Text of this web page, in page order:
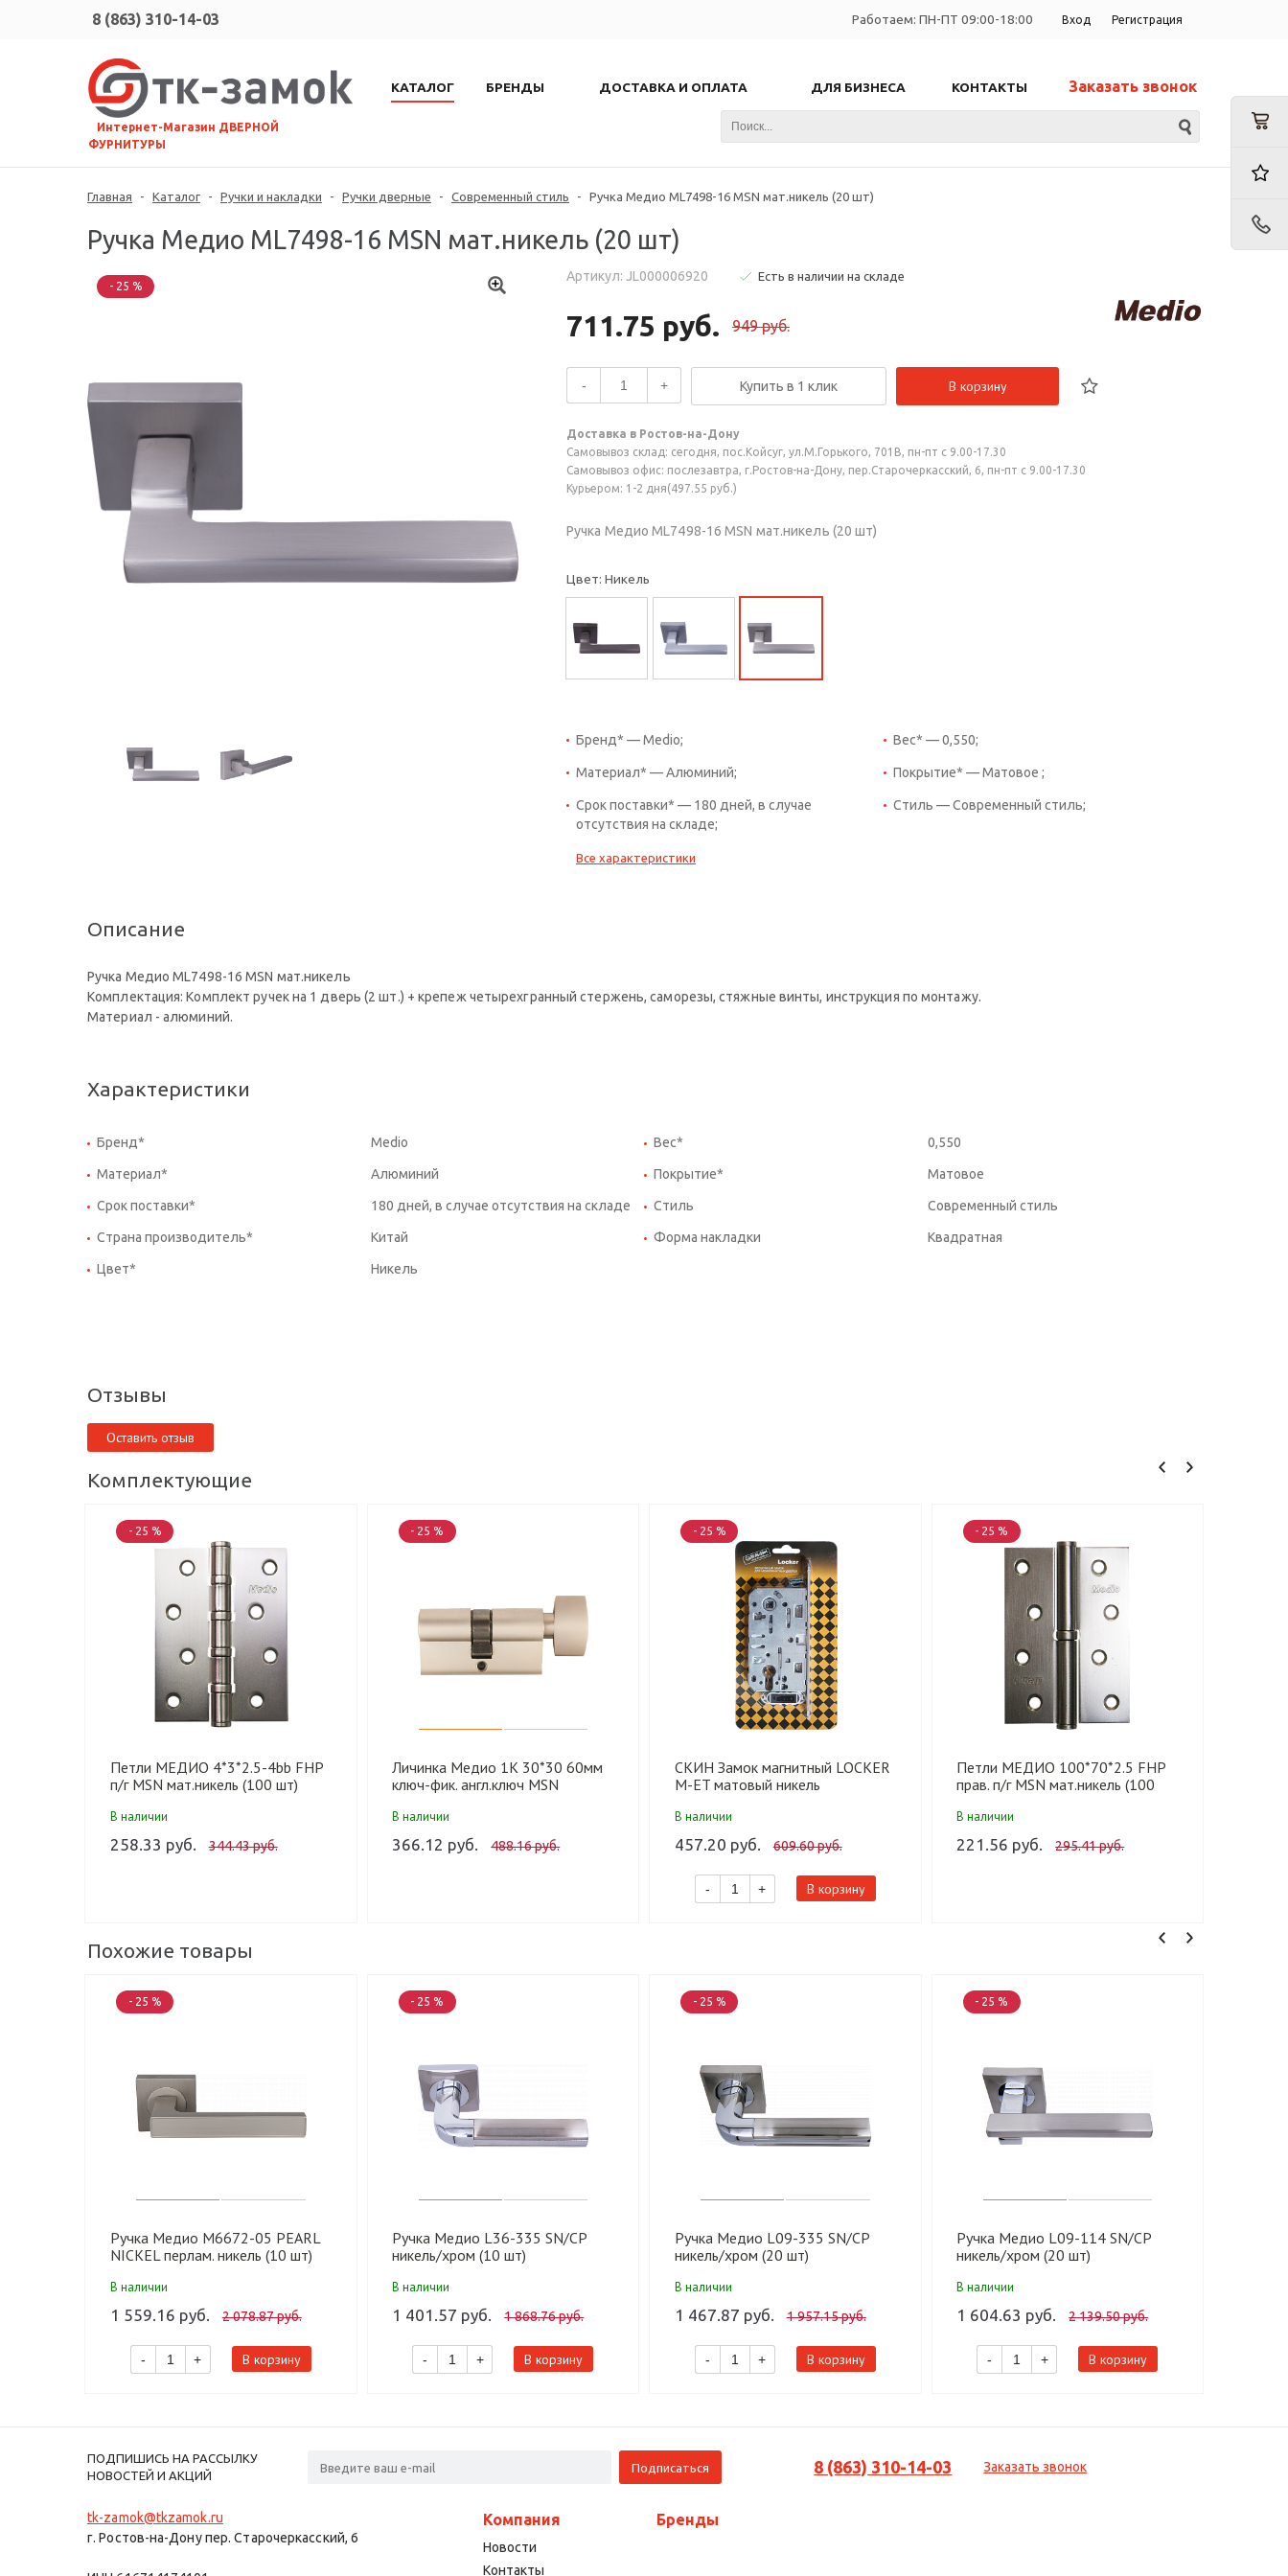
Вход Регистрация
Работаем: ПН-ПТ 09:00-18:00
8 (863) 310-14-03
⠀Интернет-Магазин ДВЕРНОЙ
ФУРНИТУРЫ
КАТАЛОГ БРЕНДЫ ДОСТАВКА И ОПЛАТА ДЛЯ БИЗНЕСА КОНТАКТЫ Заказать звонок
Главная - Каталог - Ручки и накладки - Ручки дверные - Современный стиль - Ручка Медио ML7498-16 MSN мат.никель (20 шт)
Ручка Медио ML7498-16 MSN мат.никель (20 шт)
- 25 %
Артикул: JL000006920 Есть в наличии на складе
711.75 руб. 949 руб.
- + Купить в 1 клик В корзину
Доставка в Ростов-на-Дону
Самовывоз склад: сегодня, пос.Койсуг, ул.М.Горького, 701В, пн-пт с 9.00-17.30
Самовывоз офис: послезавтра, г.Ростов-на-Дону, пер.Старочеркасский, 6, пн-пт с 9.00-17.30
Курьером: 1-2 дня(497.55 руб.)
Ручка Медио ML7498-16 MSN мат.никель (20 шт)
Цвет: Никель
Бренд* — Medio; Вес* — 0,550;
Материал* — Алюминий; Покрытие* — Матовое ;
Срок поставки* — 180 дней, в случае
отсутствия на складе;
Стиль — Современный стиль;
Все характеристики
Описание
Ручка Медио ML7498-16 MSN мат.никель
Комплектация: Комплект ручек на 1 дверь (2 шт.) + крепеж четырехгранный стержень, саморезы, стяжные винты, инструкция по монтажу.
Материал - алюминий.
Характеристики
Бренд* Medio Вес* 0,550
Материал* Алюминий Покрытие* Матовое
Срок поставки* 180 дней, в случае отсутствия на складе Стиль Современный стиль
Страна производитель* Китай Форма накладки Квадратная
Цвет* Никель
Отзывы
Оставить отзыв
Комплектующие
- 25 %
Петли МЕДИО 4*3*2.5-4bb FHP
п/г MSN мат.никель (100 шт)
В наличии
258.33 руб. 344.43 руб.
- 25 %
Личинка Медио 1K 30*30 60мм
ключ-фик. англ.ключ MSN
В наличии
366.12 руб. 488.16 руб.
- 25 %
СКИН Замок магнитный LOCKER
M-ET матовый никель
В наличии
457.20 руб. 609.60 руб.
- + В корзину
- 25 %
Петли МЕДИО 100*70*2.5 FHP
прав. п/г MSN мат.никель (100
В наличии
221.56 руб. 295.41 руб.
Похожие товары
- 25 %
Ручка Медио M6672-05 PEARL
NICKEL перлам. никель (10 шт)
В наличии
1 559.16 руб. 2 078.87 руб.
- + В корзину
- 25 %
Ручка Медио L36-335 SN/CP
никель/хром (10 шт)
В наличии
1 401.57 руб. 1 868.76 руб.
- + В корзину
- 25 %
Ручка Медио L09-335 SN/CP
никель/хром (20 шт)
В наличии
1 467.87 руб. 1 957.15 руб.
- + В корзину
- 25 %
Ручка Медио L09-114 SN/CP
никель/хром (20 шт)
В наличии
1 604.63 руб. 2 139.50 руб.
- + В корзину
ПОДПИШИСЬ НА РАССЫЛКУ
НОВОСТЕЙ И АКЦИЙ
8 (863) 310-14-03 Заказать звонок
tk-zamok@tkzamok.ru
г. Ростов-на-Дону пер. Старочеркасский, 6
Компания
Новости
Контакты
Бренды